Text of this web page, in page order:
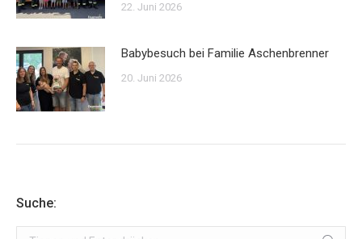
22. Juni 2026
Babybesuch bei Familie Aschenbrenner
20. Juni 2026
Suche:
Search: